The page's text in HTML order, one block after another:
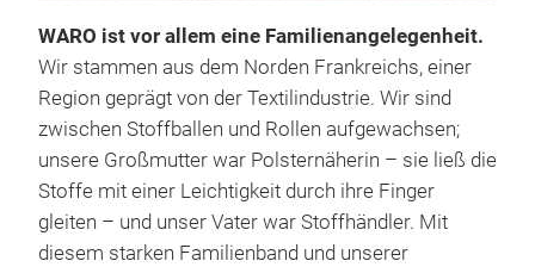
WARO ist vor allem eine Familienangelegenheit.
Wir stammen aus dem Norden Frankreichs, einer
Region geprägt von der Textilindustrie. Wir sind
zwischen Stoffballen und Rollen aufgewachsen;
unsere Großmutter war Polsternäherin – sie ließ die
Stoffe mit einer Leichtigkeit durch ihre Finger
gleiten – und unser Vater war Stoffhändler. Mit
diesem starken Familienband und unserer